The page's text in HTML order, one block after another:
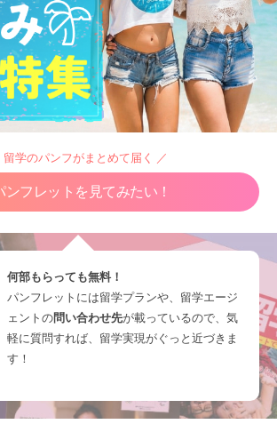
留学のパンフがまとめて届く ／
ンフレットを見てみたい！
何部もらっても無料！
パンフレットには留学プランや、留学エージ
ェントの問い合わせ先が載っているので、気
軽に質問すれば、留学実現がぐっと近づきま
す！